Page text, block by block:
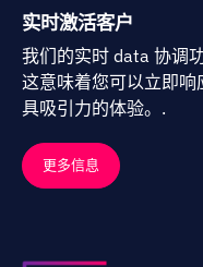
实时激活客户
我们的实时 data 协调
这意味着您可以立即
具吸引力的体验。.
更多信息